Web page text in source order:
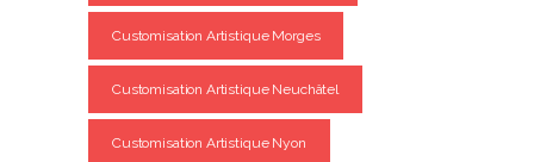
Customisation Artistique Morges
Customisation Artistique Neuchâtel
Customisation Artistique Nyon